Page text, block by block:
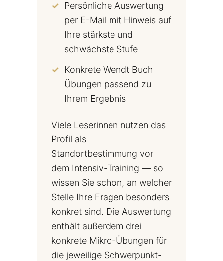
Persönliche Auswertung
per E-Mail mit Hinweis auf
Ihre stärkste und
schwächste Stufe
Konkrete Wendt Buch
Übungen passend zu
Ihrem Ergebnis
Viele Leserinnen nutzen das
Profil als
Standortbestimmung vor
dem Intensiv-Training — so
wissen Sie schon, an welcher
Stelle Ihre Fragen besonders
konkret sind. Die Auswertung
enthält außerdem drei
konkrete Mikro-Übungen für
die jeweilige Schwerpunkt-